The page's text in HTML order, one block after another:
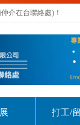
介在台聯絡處)！
打工/